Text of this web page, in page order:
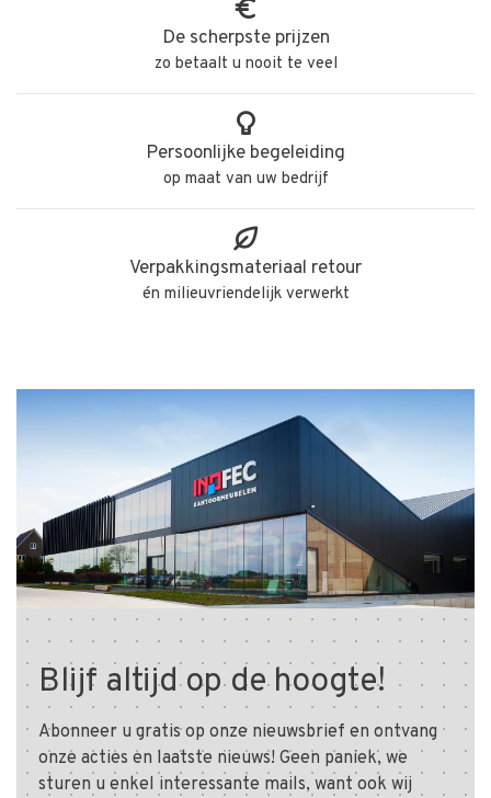
De scherpste prijzen
zo betaalt u nooit te veel
Persoonlijke begeleiding
op maat van uw bedrijf
Verpakkingsmateriaal retour
én milieuvriendelijk verwerkt
Blijf altijd op de hoogte!
Abonneer u gratis op onze nieuwsbrief en ontvang
onze acties en laatste nieuws! Geen paniek, we
sturen u enkel interessante mails, want ook wij